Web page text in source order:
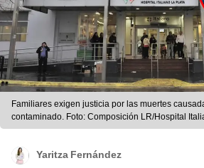
Familiares exigen justicia por las muertes
contaminado. Foto: Composición LR/Hospital
Yaritza Fernández